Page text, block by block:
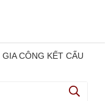
CÔNG KẾT CẤU